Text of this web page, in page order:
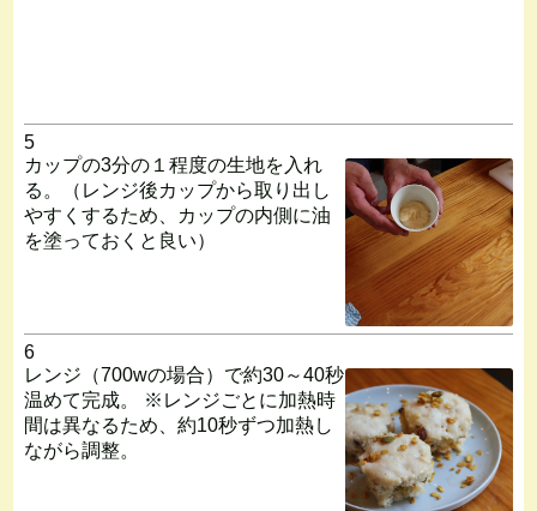
5
カップの3分の１程度の生地を入れ
る。（レンジ後カップから取り出し
やすくするため、カップの内側に油
を塗っておくと良い）
6
レンジ（700wの場合）で約30～40秒
温めて完成。 ※レンジごとに加熱時
間は異なるため、約10秒ずつ加熱し
ながら調整。